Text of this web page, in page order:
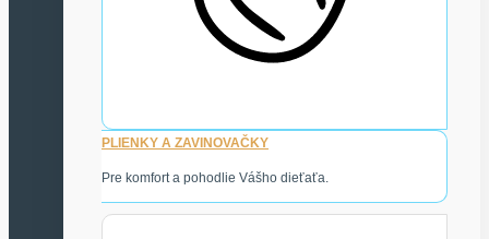
PLIENKY A ZAVINOVAČKY
Pre komfort a pohodlie Vášho dieťaťa.